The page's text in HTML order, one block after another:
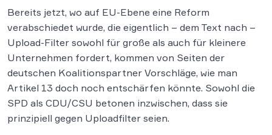
Bereits jetzt, wo auf EU-Ebene eine Reform
verabschiedet wurde, die eigentlich – dem Text nach –
Upload-Filter sowohl für große als auch für kleinere
Unternehmen fordert, kommen von Seiten der
deutschen Koalitionspartner Vorschläge, wie man
Artikel 13 doch noch entschärfen könnte. Sowohl die
SPD als CDU/CSU betonen inzwischen, dass sie
prinzipiell gegen Uploadfilter seien.